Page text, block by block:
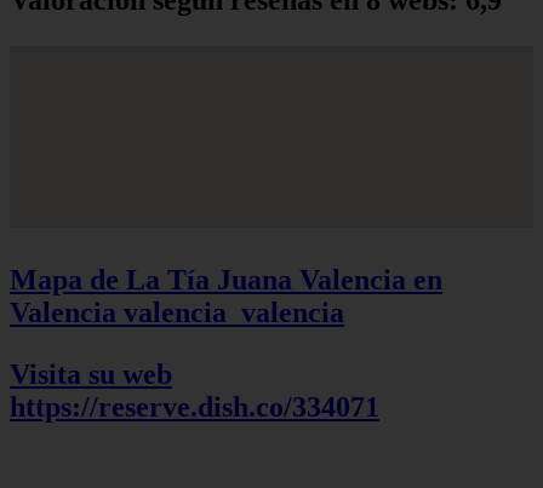
Mapa de La Tía Juana Valencia en
Valencia valencia_valencia
Visita su web
https://reserve.dish.co/334071